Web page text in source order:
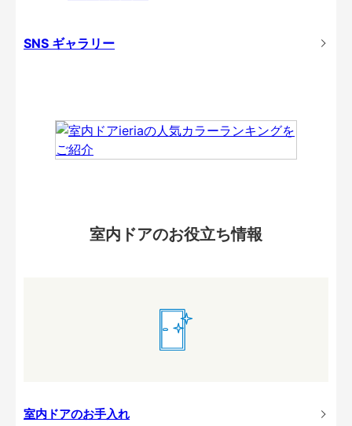
SNS ギャラリー
室内ドアのお役立ち情報
室内ドアのお手入れ